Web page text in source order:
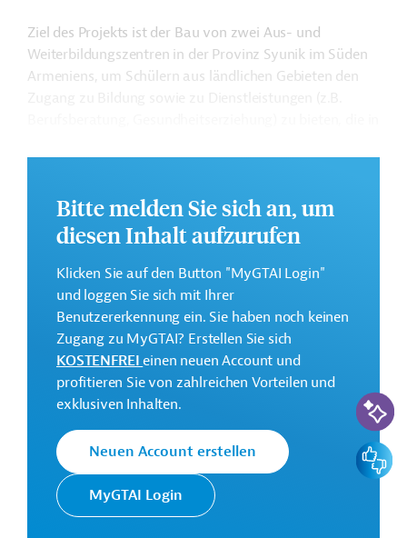
Ziel des Projekts ist der Bau von zwei Aus- und
Weiterbildungszentren in der Provinz Syunik im Süden
Armeniens, um Schülern aus ländlichen Gebieten den
Weitere Informationen zu dem geplanten Projekt finden
Sie auf derWebseite der EIB
.
23 Millionen Euro (voraussichtlich)
Geberbeitrag:
10 Millionen Euro (voraussichtlich; Darlehen)
Kontaktadressen
Die EIB vertritt die
wirtschaftlichen Interessen der
Bitte melden Sie sich an, um
diesen Inhalt aufzurufen
Klicken Sie auf den Button "MyGTAI Login"
und loggen Sie sich mit Ihrer
Benutzererkennung ein. Sie haben noch keinen
Zugang zu MyGTAI? Erstellen Sie sich
KOSTENFREIeinen neuen Account und
profitieren Sie von zahlreichen Vorteilen und
exklusiven Inhalten.
Neuen Account erstellen
MyGTAI Login
KI-